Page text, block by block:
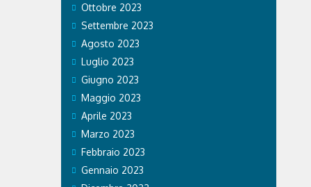
Ottobre 2023
Settembre 2023
Agosto 2023
Luglio 2023
Giugno 2023
Maggio 2023
Aprile 2023
Marzo 2023
Febbraio 2023
Gennaio 2023